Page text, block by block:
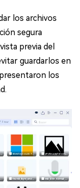
los archivos
segura
previa del
guardarlos en
los